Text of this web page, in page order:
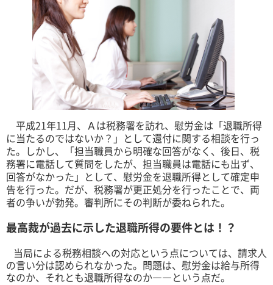
平成21年11月、Ａは税務署を訪れ、慰労金は「退職所得
に当たるのではないか？」として還付に関する相談を行っ
た。しかし、「担当職員から明確な回答がなく、後日、税
務署に電話して質問をしたが、担当職員は電話にも出ず、
回答がなかった」として、慰労金を退職所得として確定申
告を行った。だが、税務署が更正処分を行ったことで、両
者の争いが勃発。審判所にその判断が委ねられた。
最高裁が過去に示した退職所得の要件とは！？
当局による税務相談への対応という点については、請求人
の言い分は認められなかった。問題は、慰労金は給与所得
なのか、それとも退職所得なのか――という点だ。